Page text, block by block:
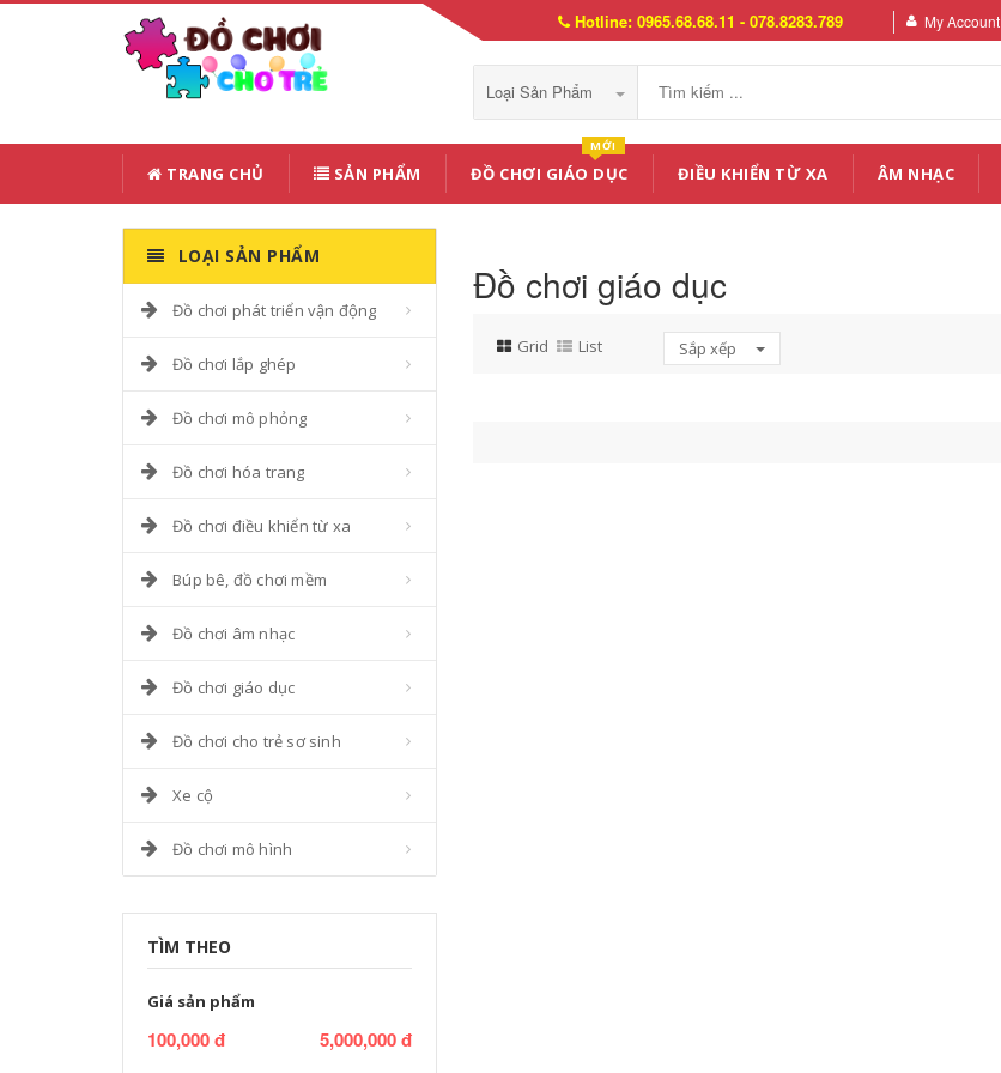
Hotline: 0965.68.68.11 - 078.8283.789 My Account
Loại Sản Phẩm
TRANG CHỦ SẢN PHẨM ĐỒ CHƠI GIÁO DỤC
MỚI
ĐIỀU KHIỂN TỪ XA ÂM NHẠC
LOẠI SẢN PHẨM
Đồ chơi phát triển vận động
Đồ chơi lắp ghép
Đồ chơi mô phỏng
Đồ chơi hóa trang
Đồ chơi điều khiển từ xa
Búp bê, đồ chơi mềm
Đồ chơi âm nhạc
Đồ chơi giáo dục
Đồ chơi cho trẻ sơ sinh
Xe cộ
Đồ chơi mô hình
TÌM THEO
Giá sản phẩm
100,000 đ 5,000,000 đ
Đồ chơi giáo dục
Grid List Sắp xếp